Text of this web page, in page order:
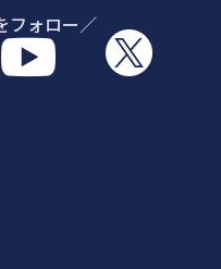
フォロー／
 